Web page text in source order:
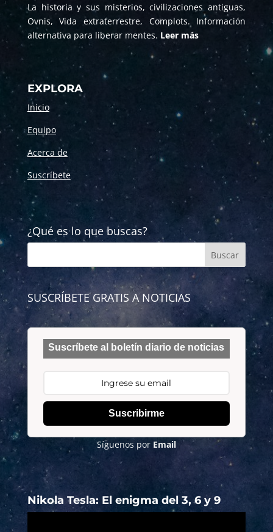
La historia y sus misterios, civilizaciones antiguas,
Ovnis, Vida extraterrestre, Complots. Información
alternativa para liberar mentes. Leer más
EXPLORA
Inicio
Equipo
Acerca de
Suscríbete
¿Qué es lo que buscas?
SUSCRÍBETE GRATIS A NOTICIAS
Suscríbete al boletín diario de noticias
Suscribirme
Síguenos por Email
Nikola Tesla: El enigma del 3, 6 y 9